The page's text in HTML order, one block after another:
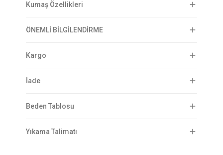
Kumaş Özellikleri
ÖNEMLİ BİLGİLENDİRME
Kargo
İade
Beden Tablosu
Yıkama Talimatı